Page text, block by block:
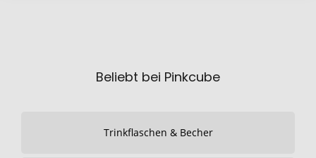
Beliebt bei Pinkcube
Trinkflaschen & Becher